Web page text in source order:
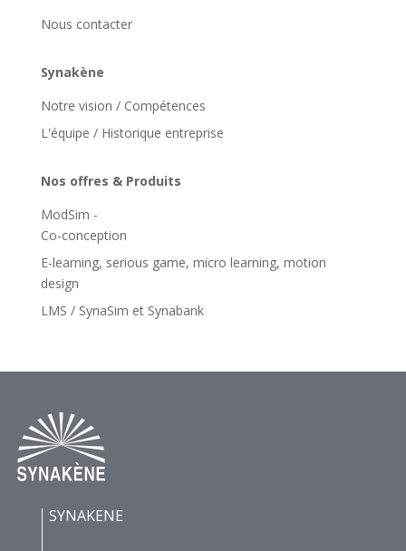
Nous contacter
Synakène
Notre vision / Compétences
L'équipe / Historique entreprise
Nos offres & Produits
ModSim -
Co-conception
E-learning, serious game, micro learning, motion
design
LMS / SynaSim et Synabank
SYNAKENE